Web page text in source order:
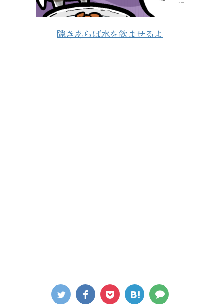
隙きあらば水を飲ませるよ